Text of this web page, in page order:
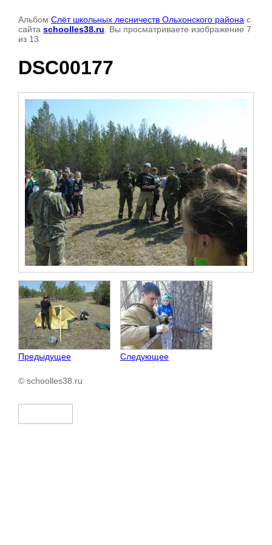
Альбом Слёт школьных лесничеств Ольхонского района с
сайта schoolles38.ru . Вы просматриваете изображение 7
из 13
DSC00177
Предыдущее Следующее
© schoolles38.ru